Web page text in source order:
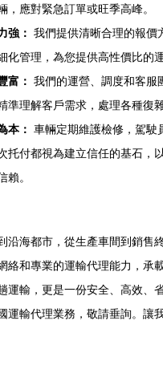
，應對緊急訂單或旺季高峰。
強： 我們提供清晰合理的報價
化管理，為您提供高性價比的運
富： 我們的運營、調度和客服
準理解客戶需求，處理各種復
本： 車輛定期維護檢修，駕駛
托付都視為建立信任的基石，
賴。
沿海都市，從生產車間到銷售
絡和專業的運輸代理能力，承
運輸，更是一份安全、高效、
運輸代理業務，敬請垂詢。讓